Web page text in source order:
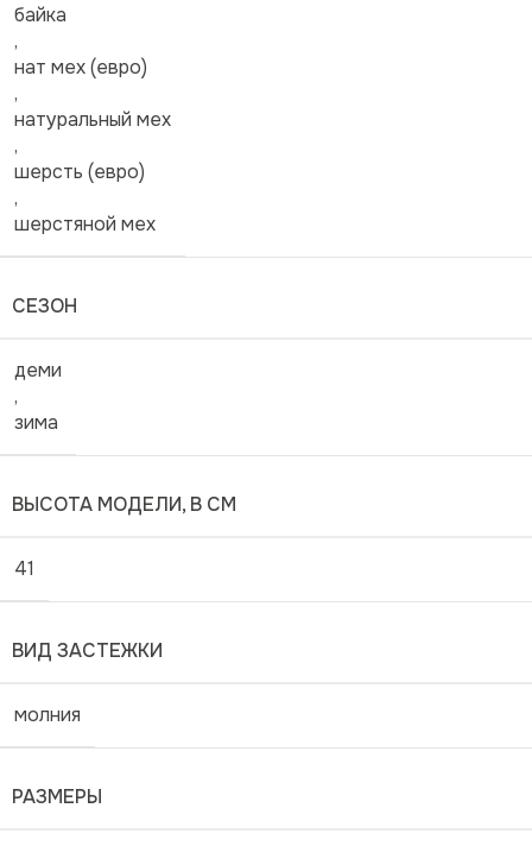
байка
,
нат мех (евро)
,
натуральный мех
,
шерсть (евро)
,
шерстяной мех
СЕЗОН
деми
,
зима
ВЫСОТА МОДЕЛИ, В СМ
41
ВИД ЗАСТЕЖКИ
молния
РАЗМЕРЫ